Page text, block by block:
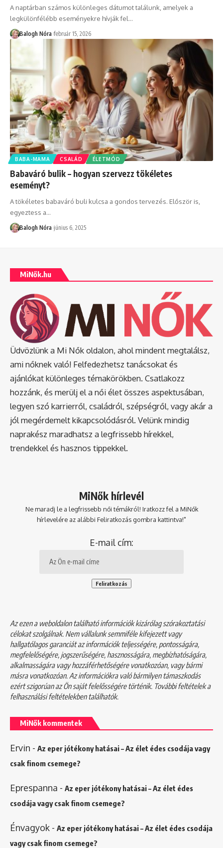
A naptárban számos különleges dátumot találunk, amelyek a
legkülönfélébb eseményekre hívják fel…
Balogh Nóra február 15, 2026
BABA-MAMA CSALÁD ÉLETMÓD
Babaváró bulik – hogyan szervezz tökéletes
eseményt?
A tökéletes babaváró buli kulcsa a gondos tervezés. Először is,
egyeztess a…
Balogh Nóra június 6, 2025
MiNők.hu
Üdvözlünk a Mi Nők oldalon, ahol mindent megtalálsz,
ami nőknek való! Felfedezhetsz tanácsokat és
ajánlókat különleges témakörökben. Csatlakozz
hozzánk, és merülj el a női élet összes aspektusában,
legyen szó karrierről, családról, szépségről, vagy akár a
jól megérdemelt kikapcsolódásról. Velünk mindig
naprakész maradhatsz a legfrissebb hírekkel,
trendekkel és hasznos tippekkel.
MiNők hírlevél
Ne maradj le a legfrissebb női témákról! Iratkozz fel a MiNők
hírlevelére az alábbi Feliratkozás gombra kattintva!"
E-mail cím:
Az ezen a weboldalon található információk kizárólag szórakoztatási
célokat szolgálnak. Nem vállalunk semmiféle kifejezett vagy
hallgatólagos garanciát az információk teljességére, pontosságára,
megfelelőségére, jogszerűségére, hasznosságára, megbízhatóságára,
alkalmasságára vagy hozzáférhetőségére vonatkozóan, vagy bármi
másra vonatkozóan. Az információkra való bármilyen támaszkodás
ezért szigorúan az Ön saját felelősségére történik. További feltételek a
felhasználási feltételekbentalálhatók.
MiNők kommentek
Ervin - Az eper jótékony hatásai – Az élet édes csodája vagy
csak finom csemege?
Eprespanna - Az eper jótékony hatásai – Az élet édes
csodája vagy csak finom csemege?
Énvagyok - Az eper jótékony hatásai – Az élet édes csodája
vagy csak finom csemege?